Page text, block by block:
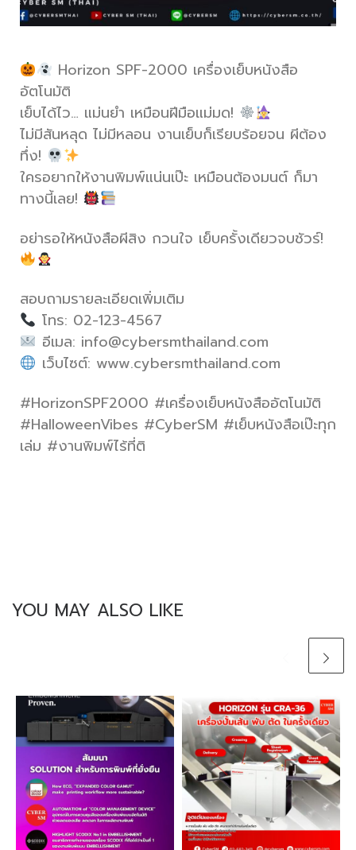
Horizon SPF-2000 เครื่องเย็บหนังสือ
อัตโนมัติ
เย็บได้ไว… แม่นยำ เหมือนฝีมือแม่มด!
ไม่มีสันหลุด ไม่มีหลอน งานเย็บก็เรียบร้อยจน ผีต้อง
ทึ่ง!
ใครอยากให้งานพิมพ์แน่นเป๊ะ เหมือนต้องมนต์ ก็มา
ทางนี้เลย!
อย่ารอให้หนังสือผีสิง กวนใจ เย็บครั้งเดียวจบชัวร์!
สอบถามรายละเอียดเพิ่มเติม
โทร: 02-123-4567
อีเมล: info@cybersmthailand.com
เว็บไซต์: www.cybersmthailand.com
#HorizonSPF2000 #เครื่องเย็บหนังสืออัตโนมัติ
#HalloweenVibes #CyberSM #เย็บหนังสือเป๊ะทุก
เล่ม #งานพิมพ์ไร้ที่ติ
YOU MAY ALSO LIKE